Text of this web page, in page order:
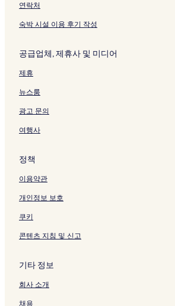
연락처
숙박 시설 이용 후기 작성
공급업체, 제휴사 및 미디어
제휴
뉴스룸
광고 문의
여행사
정책
이용약관
개인정보 보호
쿠키
콘텐츠 지침 및 신고
기타 정보
회사 소개
채용